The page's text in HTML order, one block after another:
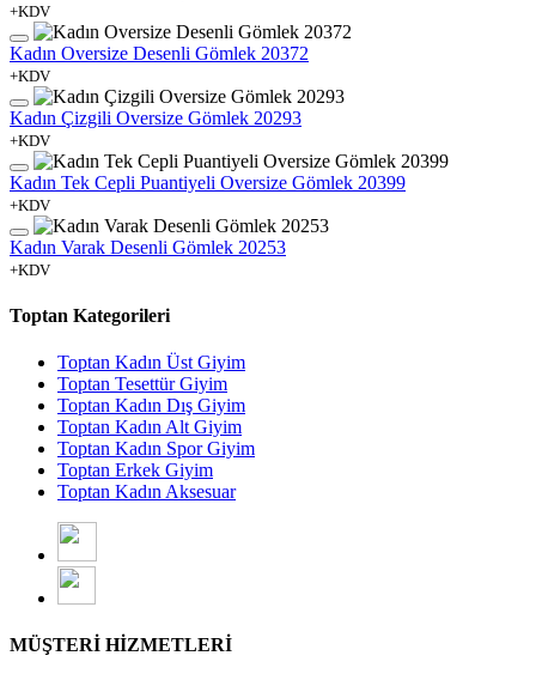
+KDV
Kadın Oversize Desenli Gömlek 20372
+KDV
Kadın Çizgili Oversize Gömlek 20293
+KDV
Kadın Tek Cepli Puantiyeli Oversize Gömlek 20399
+KDV
Kadın Varak Desenli Gömlek 20253
+KDV
Toptan Kategorileri
Toptan Kadın Üst Giyim
Toptan Tesettür Giyim
Toptan Kadın Dış Giyim
Toptan Kadın Alt Giyim
Toptan Kadın Spor Giyim
Toptan Erkek Giyim
Toptan Kadın Aksesuar
MÜŞTERİ HİZMETLERİ